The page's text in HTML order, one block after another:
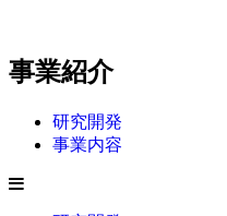
事業紹介
研究開発
事業内容